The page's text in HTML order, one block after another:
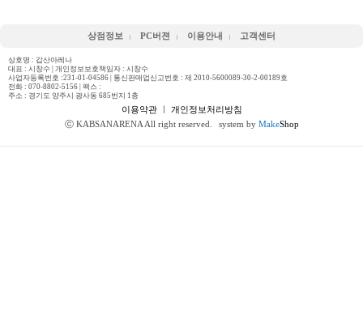
상점정보 PC버젼 이용안내 고객센터
상호명 : 갑산아레나
대표 : 시창수 | 개인정보보호책임자 : 시창수
사업자등록번호 :231-01-04586 | 통신판매업신고번호 : 제 2010-5600089-30-2-00189호
전화 : 070-8802-5156 | 팩스 :
주소 : 경기도 양주시 광사동 685번지 1층
이용약관ㅣ 개인정보처리방침
ⓒ KABSANARENA All right reserved.
system by MakeShop